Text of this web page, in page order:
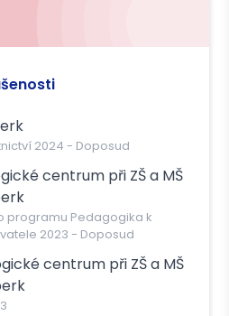
2024 - Doposud
centrum při ZŠ a MŠ
programu Pedagogika k
2023 - Doposud
centrum při ZŠ a MŠ